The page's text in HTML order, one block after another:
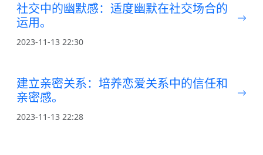
社交中的幽默感：适度幽默在社交场合的
运用。
2023-11-13 22:30
建立亲密关系：培养恋爱关系中的信任和
亲密感。
2023-11-13 22:28